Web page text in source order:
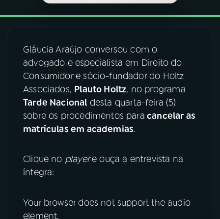
06VIDEOCASTS
07ÚLTIMAS
08 FESTIVAL DE MÚSICA
ACOMPANHE A RÁDIO NACIONAL
YouTube Facebook
Instagram X
Gláucia Araújo conversou com o
advogado e especialista em Direito do
Consumidor e sócio-fundador do Holtz
Associados, Plauto Holtz, no programa
Tarde Nacional desta quarta-feira (5)
sobre os procedimentos para cancelar as
matrículas em academias.
Clique no playere ouça a entrevista na
íntegra:
Your browser does not support the audio
element.